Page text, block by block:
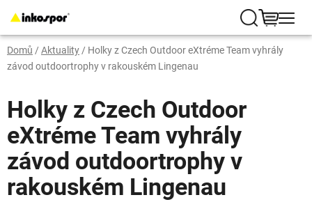
na
obsah
Hledat
KOŠÍK
Domů / Aktuality/ Holky z Czech Outdoor eXtréme Team vyhrály
závod outdoortrophy v rakouském Lingenau
Holky z Czech Outdoor
eXtréme Team vyhrály
závod outdoortrophy v
rakouském Lingenau